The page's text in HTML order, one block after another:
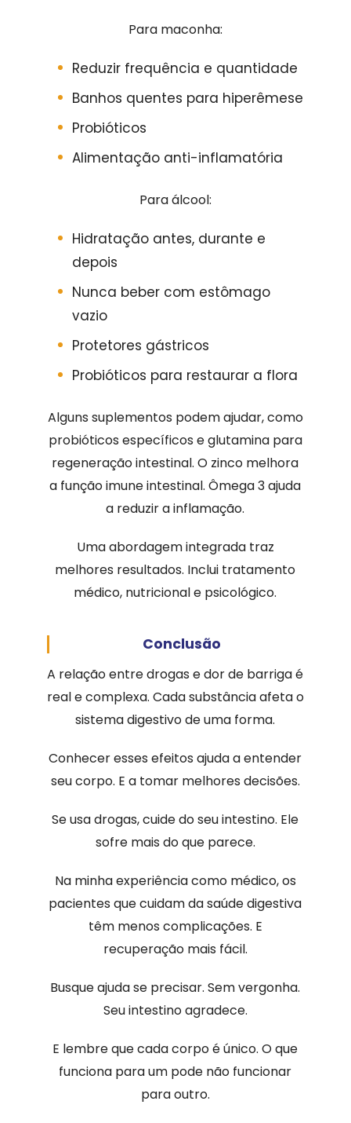
Para maconha:
Reduzir frequência e quantidade
Banhos quentes para hiperêmese
Probióticos
Alimentação anti-inflamatória
Para álcool:
Hidratação antes, durante e
depois
Nunca beber com estômago
vazio
Protetores gástricos
Probióticos para restaurar a flora
Alguns suplementos podem ajudar, como
probióticos específicos e glutamina para
regeneração intestinal. O zinco melhora
a função imune intestinal. Ômega 3 ajuda
a reduzir a inflamação.
Uma abordagem integrada traz
melhores resultados. Inclui tratamento
médico, nutricional e psicológico.
Conclusão
A relação entre drogas e dor de barriga é
real e complexa. Cada substância afeta o
sistema digestivo de uma forma.
Conhecer esses efeitos ajuda a entender
seu corpo. E a tomar melhores decisões.
Se usa drogas, cuide do seu intestino. Ele
sofre mais do que parece.
Na minha experiência como médico, os
pacientes que cuidam da saúde digestiva
têm menos complicações. E
recuperação mais fácil.
Busque ajuda se precisar. Sem vergonha.
Seu intestino agradece.
E lembre que cada corpo é único. O que
funciona para um pode não funcionar
para outro.